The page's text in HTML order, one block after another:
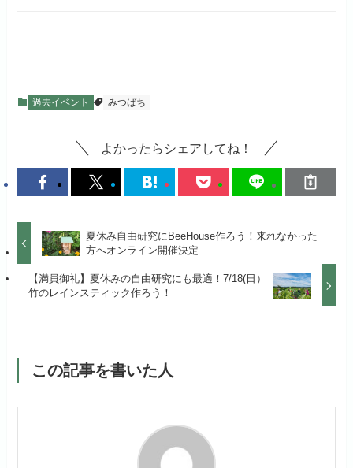
過去イベント みつばち
よかったらシェアしてね！
夏休み自由研究にBeeHouse作ろう！来れなかった
方へオンライン開催決定
【満員御礼】夏休みの自由研究にも最適！7/18(日）
竹のレインスティック作ろう！
この記事を書いた人